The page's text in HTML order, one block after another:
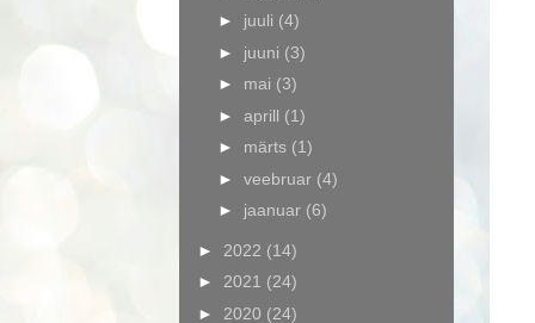
► juuli (4)
► juuni (3)
► mai (3)
► aprill (1)
► märts (1)
► veebruar (4)
► jaanuar (6)
► 2022 (14)
► 2021 (24)
► 2020 (24)